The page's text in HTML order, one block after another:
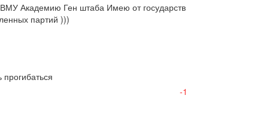
Академию Ген штаба Имею от государств
партий )))
-1